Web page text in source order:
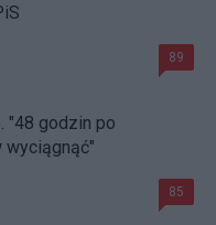
89
"48 godzin po
wyciągnąć"
85